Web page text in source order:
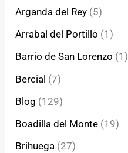
Arganda del Rey (5)
Arrabal del Portillo (1)
Barrio de San Lorenzo (1)
Bercial (7)
Blog (129)
Boadilla del Monte (19)
Brihuega (27)